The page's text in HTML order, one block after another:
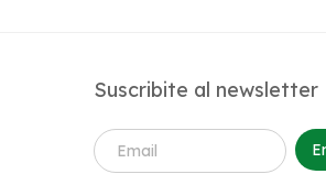
Suscribite al newsletter